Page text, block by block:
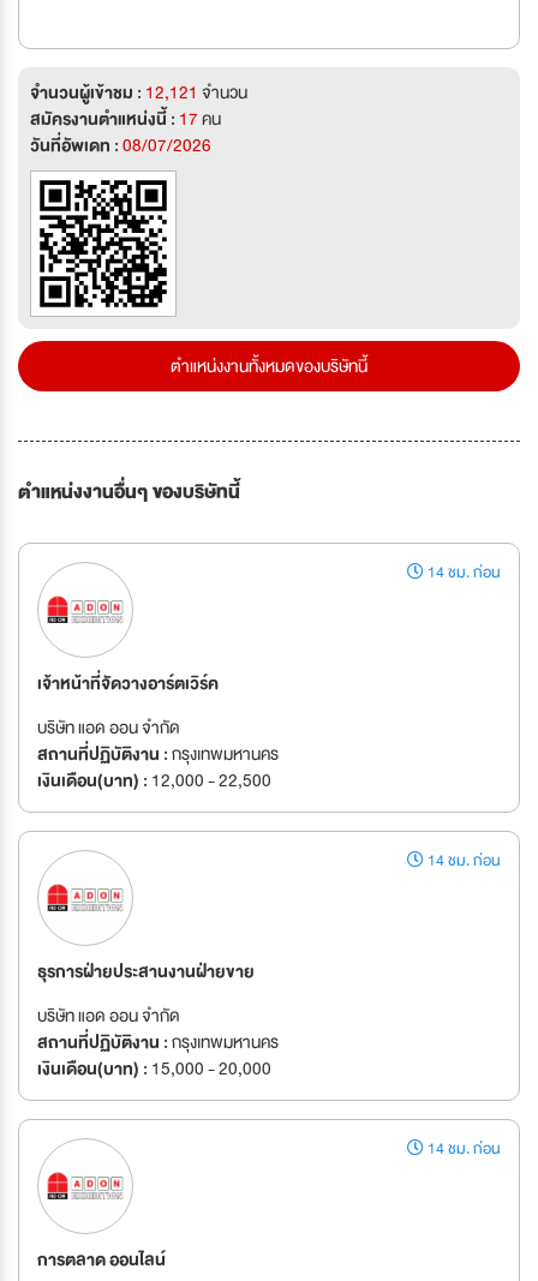
จำนวนผู้เข้าชม : 12,121 จำนวน
สมัครงานตำแหน่งนี้ : 17คน
วันที่อัพเดท :08/07/2026
ตำแหน่งงานทั้งหมดของบริษัทนี้
ตำแหน่งงานอื่นๆ ของบริษัทนี้
14 ชม. ก่อน
เจ้าหน้าที่จัดวางอาร์ตเวิร์ค
บริษัท แอด ออน จำกัด
สถานที่ปฏิบัติงาน :กรุงเทพมหานคร
เงินเดือน(บาท) : 12,000 - 22,500
14 ชม. ก่อน
ธุรการฝ่ายประสานงานฝ่ายขาย
บริษัท แอด ออน จำกัด
สถานที่ปฏิบัติงาน :กรุงเทพมหานคร
เงินเดือน(บาท) : 15,000 - 20,000
14 ชม. ก่อน
การตลาด ออนไลน์